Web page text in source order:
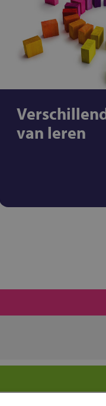
van leren